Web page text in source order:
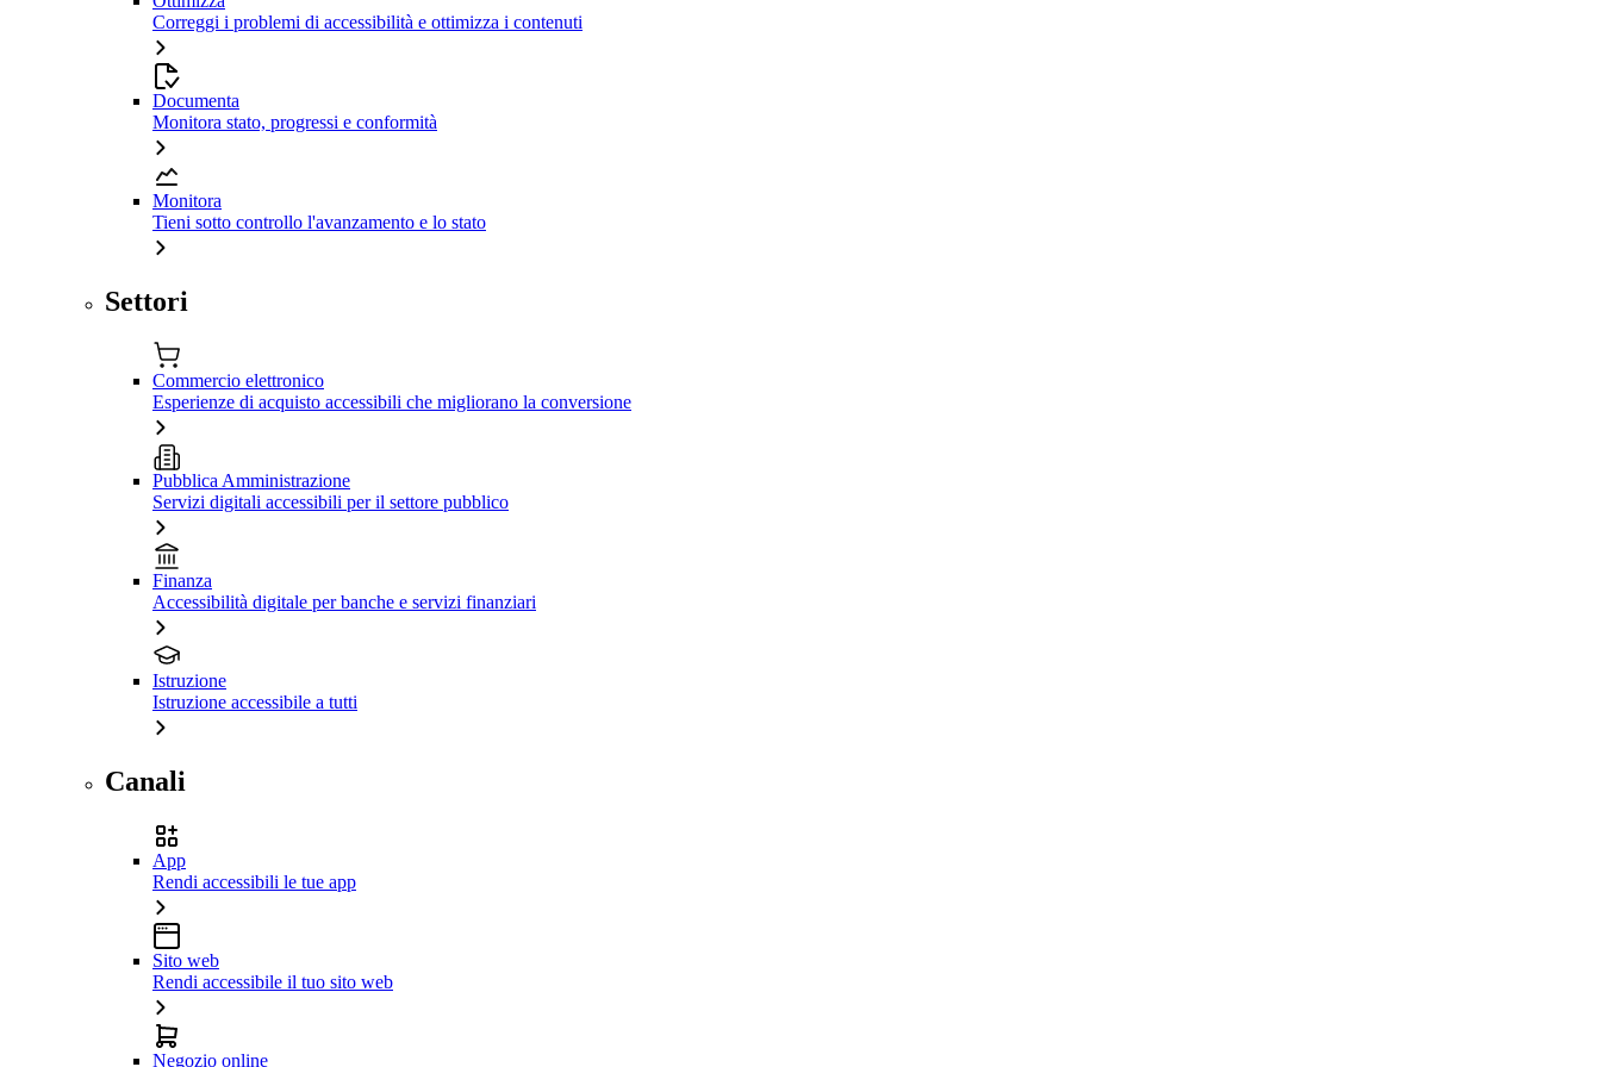
Correggi i problemi di accessibilità e ottimizza i contenuti
Documenta
Monitora stato, progressi e conformità
Monitora
Tieni sotto controllo l'avanzamento e lo stato
Settori
Commercio elettronico
Esperienze di acquisto accessibili che migliorano la conversione
Pubblica Amministrazione
Servizi digitali accessibili per il settore pubblico
Finanza
Accessibilità digitale per banche e servizi finanziari
Istruzione
Istruzione accessibile a tutti
Canali
App
Rendi accessibili le tue app
Sito web
Rendi accessibile il tuo sito web
Negozio online